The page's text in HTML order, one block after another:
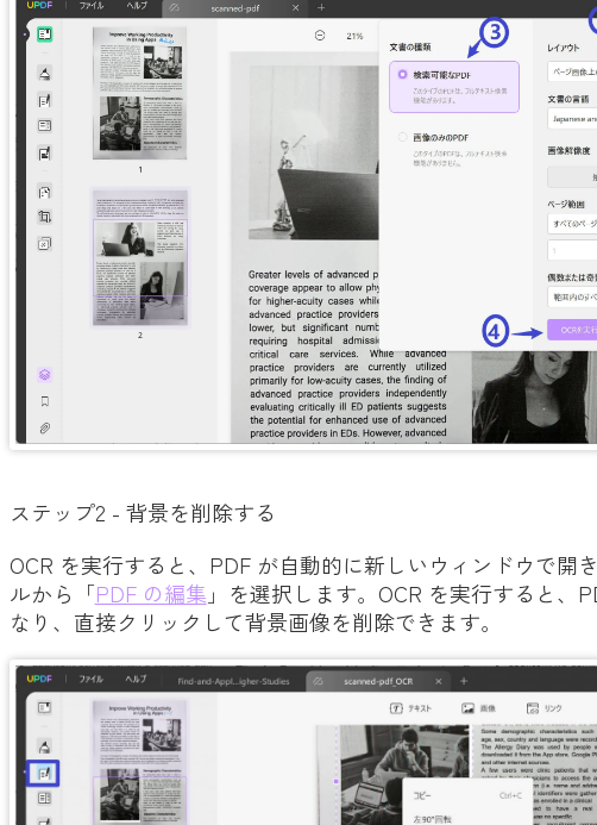
ステップ2 - 背景を削除する
OCR を実行すると、PDF が自動的に新しいウィンドウで開
ルから「PDF の編集 」を選択します。OCR を実行すると、
なり、直接クリックして背景画像を削除できます。